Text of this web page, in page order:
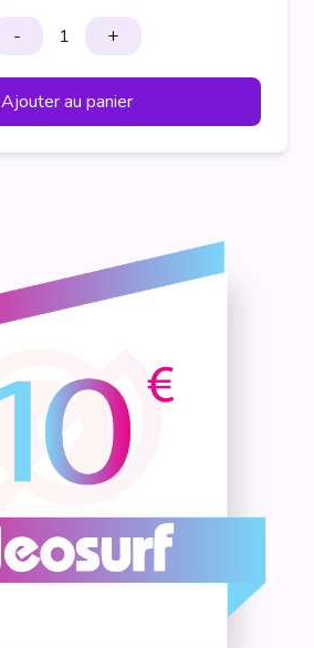
- +
Ajouter au panier